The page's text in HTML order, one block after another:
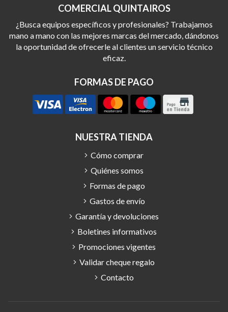
COMERCIAL QUINTAIROS
¿Busca equipos específicos y profesionales? Trabajamos
mano a mano con las mejores marcas del mercado, dándonos
la oportunidad de ofrecerle al clientes un servicio técnico
eficaz.
FORMAS DE PAGO
NUESTRA TIENDA
Cómo comprar
Quiénes somos
Formas de pago
Gastos de envío
Garantía y devoluciones
Boletines informativos
Promociones vigentes
Validar cheque regalo
Contacto